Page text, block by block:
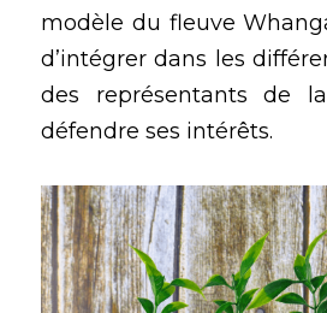
modèle du fleuve
d’intégrer dans les
des représentants de
défendre ses intérêts.